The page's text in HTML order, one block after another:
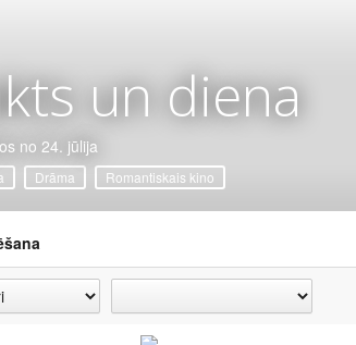
un diena
no 24. jūlija
Drāma Romantiskais kino